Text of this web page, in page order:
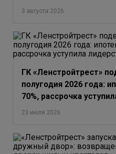
3 августа 2026
ГК «Ленстройтрест»
полугодия 2026 года:
70%, рассрочка
23 июля 2026